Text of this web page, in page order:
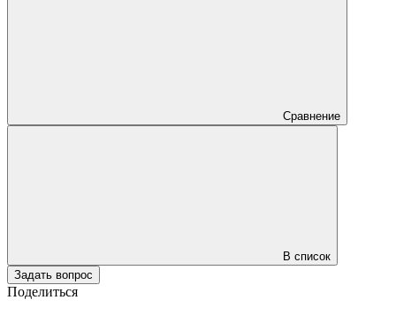
Сравнение
В список
Задать вопрос
Поделиться